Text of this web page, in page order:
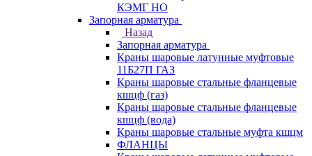
КЭМГ НО
Запорная арматура
Назад
Запорная арматура
Краны шаровые латунные муфтовые
11Б27П ГАЗ
Краны шаровые стальные фланцевые
кшцф (газ)
Краны шаровые стальные фланцевые
кшцф (вода)
Краны шаровые стальные муфта кшцм
ФЛАНЦЫ